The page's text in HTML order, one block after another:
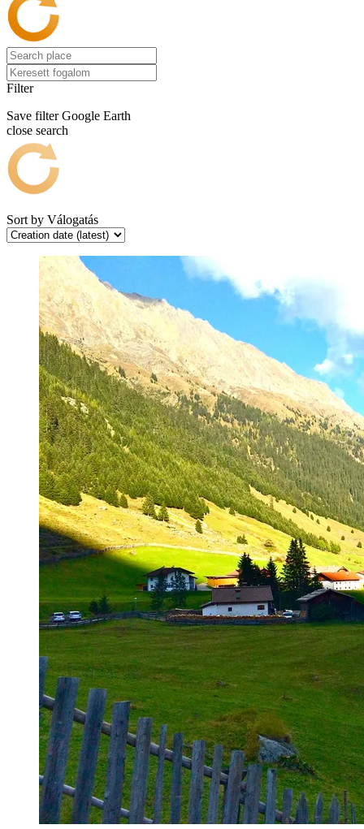
Filter
Save filter Google Earth
close search
Sort by Válogatás